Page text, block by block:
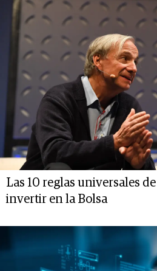
Las 10 reglas universales
invertir en la Bolsa